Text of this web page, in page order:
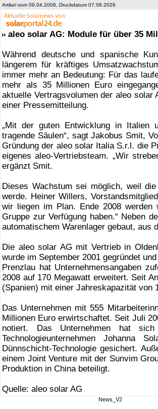
Artikel vom 09.04.2008, Druckdatum 07.08.2026
aleo solar AG: Module für über 35
Während deutsche und spanische
längerem für kräftiges
immer mehr an Bedeutung: Für das
mehr als 35 Millionen Euro
aktuelle Vertragsvolumen der aleo
einer Pressemitteilung.
„Mit der guten Entwicklung in Italien
tragende Säulen“, sagt Jakobus Smit,
Gründung der aleo solar Italia S.r.l. die
eigenes aleo-Vertriebsteam. „Wir
ergänzt Smit.
Dieses Wachstum sei möglich, weil
werde. Heiner Willers,
wir liegen im Plan. Ende 2008 werden
Gruppe zur Verfügung haben.“ Neben
automatischem Warenlager gebaut,
Die aleo solar AG mit Vertrieb in
wurde im September 2001 gegründet
Prenzlau hat Unternehmensangaben
2008 auf 170 Megawatt erweitert. Seit
(Spanien) mit einer Jahreskapazität von
Das Unternehmen mit 555
Millionen Euro erwirtschaftet. Seit Juli
notiert. Das Unternehmen hat
Technologieunternehmen Johanna
Dünnschicht-Technologie gesichert.
einem Joint Venture mit der Sunvim
Produktion in China beteiligt.
Quelle: aleo solar AG
News_V2